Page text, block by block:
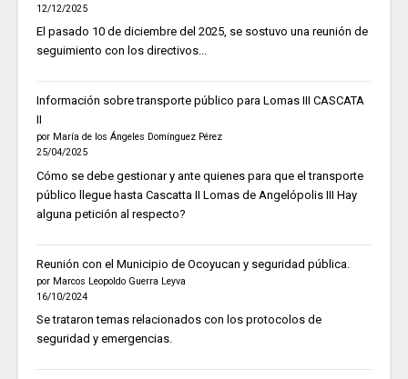
12/12/2025
El pasado 10 de diciembre del 2025, se sostuvo una reunión de
seguimiento con los directivos...
Información sobre transporte público para Lomas III CASCATA
II
por María de los Ángeles Domínguez Pérez
25/04/2025
Cómo se debe gestionar y ante quienes para que el transporte
público llegue hasta Cascatta II Lomas de Angelópolis III Hay
alguna petición al respecto?
Reunión con el Municipio de Ocoyucan y seguridad pública.
por Marcos Leopoldo Guerra Leyva
16/10/2024
Se trataron temas relacionados con los protocolos de
seguridad y emergencias.